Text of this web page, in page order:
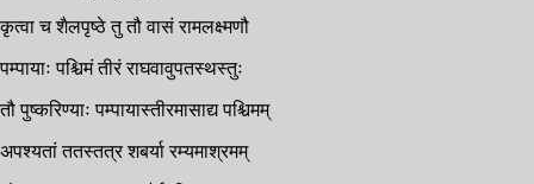
कृत्वा च शैलपृष्ठे तु तौ वासं रामलक्ष्मणौ
पम्पायाः पश्चिमं तीरं राघवावुपतस्थस्तुः
तौ पुष्करिण्याः पम्पायास्तीरमासाद्य पश्चिमम्
अपश्यतां ततस्तत्र शबर्या रम्यमाश्रमम्